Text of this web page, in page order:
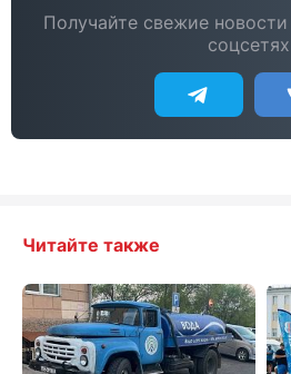
Получайте свежие
соцсетях
Читайте также